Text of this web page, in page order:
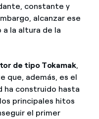
constante y
alcanzar ese
la altura de la
de tipo Tokamak,
que, además, es el
ha construido hasta
principales hitos
el primer